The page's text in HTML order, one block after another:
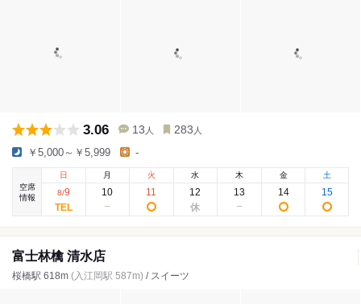
3.06 13 人 283 人
￥5,000～￥5,999 -
空席
情報
日
8/9
月
10
火
11
水
12
木
13
金
14
土
15
富士林檎 清水店
桜橋駅 618m (入江岡駅 587m) / スイーツ